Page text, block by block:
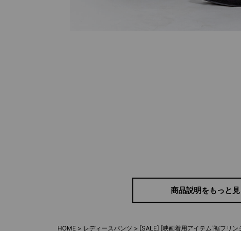
商品説明をもっと
HOME レディースパンツ [SALE] [映画着用アイテム]裾フリ